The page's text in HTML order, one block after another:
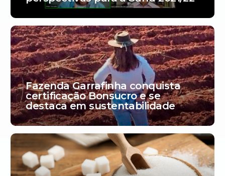
Fazenda Garrafinha conquista
certificação Bonsucro e se
destaca em sustentabilidade